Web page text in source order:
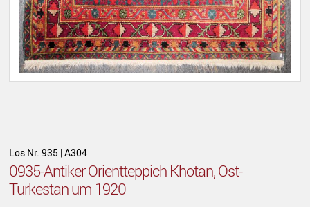
Los Nr. 935 | A304
0935-Antiker Orientteppich Khotan, Ost-
Turkestan um 1920